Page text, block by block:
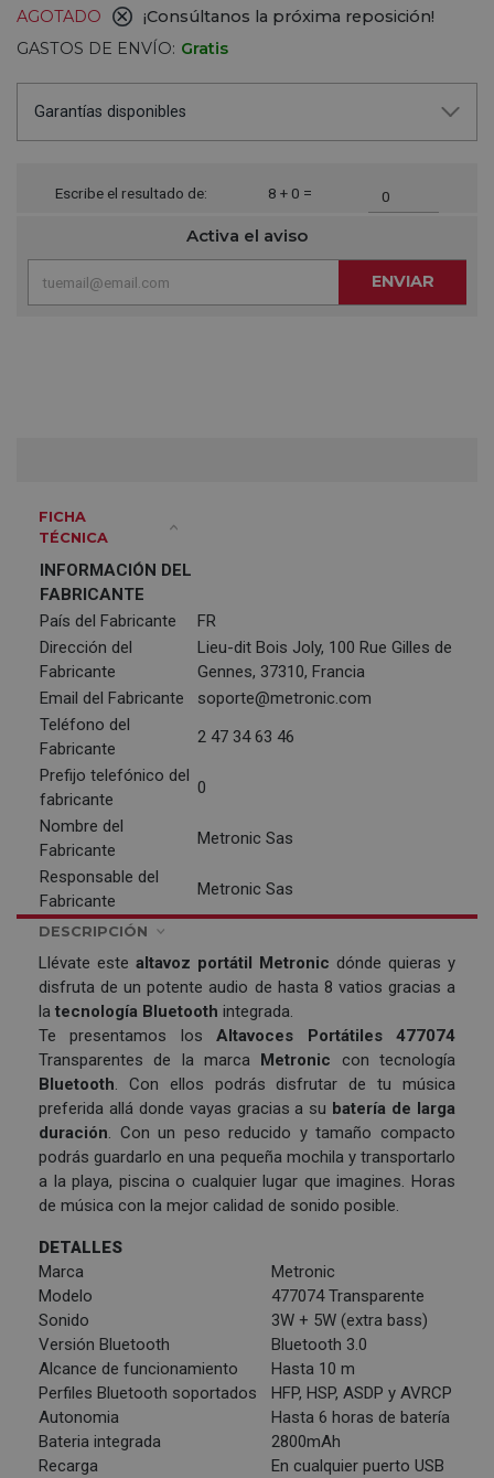
AGOTADO
¡Consúltanos la próxima reposición!
GASTOS DE ENVÍO: Gratis
Garantías disponibles
Escribe el resultado de: 8 + 0 =
Activa el aviso
ENVIAR
FICHA
TÉCNICA
INFORMACIÓN DEL
FABRICANTE
País del Fabricante
FR
Dirección del
Fabricante
Lieu-dit Bois Joly, 100 Rue Gilles de
Gennes, 37310, Francia
Email del Fabricante
soporte@metronic.com
Teléfono del
Fabricante
2 47 34 63 46
Prefijo telefónico del
fabricante
0
Nombre del
Fabricante
Metronic Sas
Responsable del
Fabricante
Metronic Sas
DESCRIPCIÓN
Llévate este altavoz portátil Metronic dónde quieras y
disfruta de un potente audio de hasta 8 vatios gracias a
la tecnología Bluetooth integrada.
Te presentamos losAltavoces Portátiles 477074
Transparentes de la marca Metronic con tecnología
Bluetooth. Con ellos podrás disfrutar de tu música
preferida allá donde vayas gracias a su batería de larga
duración. Con un peso reducido y tamaño compacto
podrás guardarlo en una pequeña mochila y transportarlo
a la playa, piscina o cualquier lugar que imagines. Horas
de música con la mejor calidad de sonido posible.
DETALLES
Marca
Metronic
Modelo
477074 Transparente
Sonido
3W + 5W (extra bass)
Versión Bluetooth
Bluetooth 3.0
Alcance de funcionamiento
Hasta 10 m
Perfiles Bluetooth soportados
HFP, HSP, ASDP y AVRCP
Autonomia
Hasta 6 horas de batería
Bateria integrada
2800mAh
Recarga
En cualquier puerto USB